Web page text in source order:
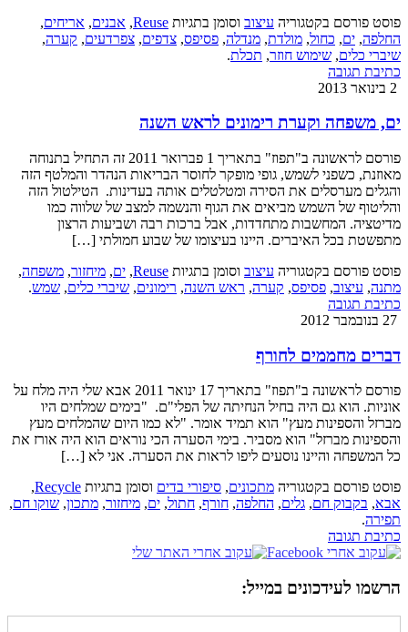
פוסט פורסם בקטגוריהעיצובוסומן בתגיותReuse
,אבנים,אריחים,
החלפה,ים,כחול,מולדת,מנדלה,פסיפס,צדפים,צפרדעים,קערה,
שיברי כלים,שימוש חוזר,תכלת.
כתיבת תגובה
ים, משפחה וקערת רימונים לראש השנה
פורסם לראשונה ב"תפוז" בתאריך 1 פברואר 2011 זה התחיל בתנוחה
מאוזנת, כשפני לשמש, גופי מופקר לחוסר הבריאות הנהדר והמלטף הזה
והגלים מערסלים את הסירה ומטלטלים אותה בעדינות. הטילטול הזה
והליטוף של השמש מביאים את הגוף והנשמה למצב של שלווה כמו
מדיטציה. המחשבות מתחדדות, אבל ברכות רבה ושביעות הרצון
מתפשטת בכל האיברים. היינו בעיצומו של שבוע חמולתי […]
פוסט פורסם בקטגוריהעיצובוסומן בתגיותReuse
,ים,מיחזור,משפחה,
מתנה,עיצוב,פסיפס,קערה,ראש השנה,רימונים,שיברי כלים,שמש.
כתיבת תגובה
27 בנובמבר 2012
דברים מחממים לחורף
פורסם לראשונה ב"תפוז" בתאריך 17 ינואר 2011 אבא שלי היה מלח על
אוניות. הוא גם היה בחיל הנחיתה של הפלי"ם. "בימים שמלחים היו
מברזל והספינות מעץ" הוא תמיד אומר. "לא כמו היום שהמלחים מעץ
והספינות מברזל" הוא מסביר. בימי הסערה הכי נוראים הוא היה אורז את
כל המשפחה והיינו נוסעים ליפו לראות את הסערה. אני לא […]
פוסט פורסם בקטגוריהמתכונים,סיפורי בדיםוסומן בתגיותRecycle
,
אבא,בקבוק חם,גלים,החלפה,חורף,חתול,ים,מיחזור,מתכון,שוקו חם,
תפירה.
כתיבת תגובה
הרשמו לעידכונים במייל: